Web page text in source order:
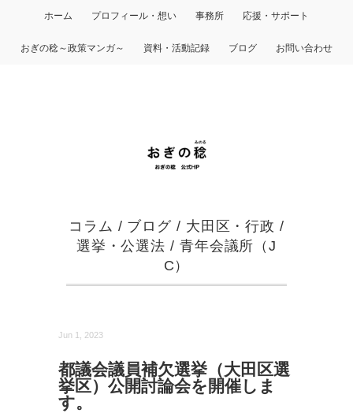
ホーム プロフィール・想い 事務所 応援・サポート
おぎの稔～政策マンガ～ 資料・活動記録 ブログ お問い合わせ
コラム / ブログ / 大田区・行政 /
選挙・公選法 / 青年会議所（J
C）
Jun 1, 2023
都議会議員補欠選挙（大田区選
挙区）公開討論会を開催しま
す。